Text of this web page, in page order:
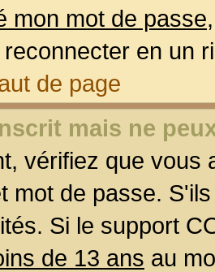
mon mot de passe
en un
de page
mais ne
vérifiez que
mot de passe.
Si le support
de 13 ans au